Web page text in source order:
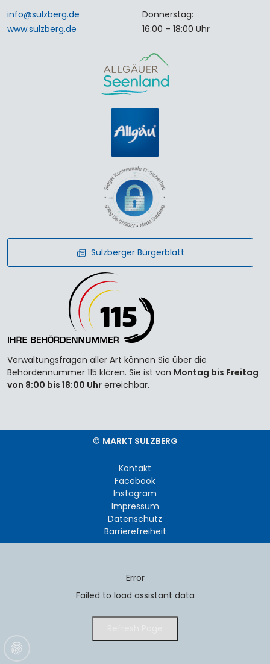
info@sulzberg.de
www.sulzberg.de
Donnerstag:
16:00 – 18:00 Uhr
Sulzberger Bürgerblatt
Verwaltungsfragen aller Art können Sie über die
Behördennummer 115 klären. Sie ist von Montag bis Freitag
von 8:00 bis 18:00 Uhr erreichbar.
© MARKT SULZBERG
Kontakt
Facebook
Instagram
Impressum
Datenschutz
Barrierefreiheit
Error
Failed to load assistant data